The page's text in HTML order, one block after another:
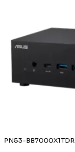
PN53-BB7000X1TDR